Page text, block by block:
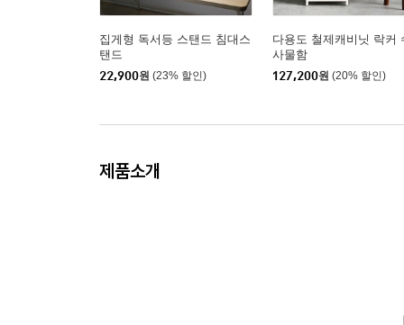
집게형 독서등 스탠드 침대스
탠드
22,900원 (23% 할인)
다용도 철제캐비닛 락커
사물함
127,200원 (20% 할인)
제품소개